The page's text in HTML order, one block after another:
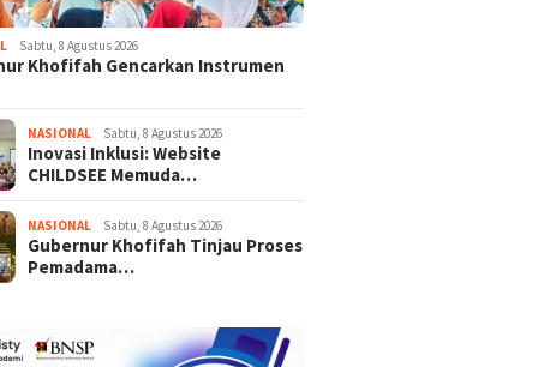
MA Perkuat
Rabu, 1 April 2026
Isu Keamanan Menguat,
Sabtu, 8 Agustus 2026
Khofifah Gencarkan Instrumen
NASIONAL Sabtu, 8 Agustus 2026
Inovasi Inklusi: Website
CHILDSEE Memuda…
NASIONAL Sabtu, 8 Agustus 2026
Gubernur Khofifah Tinjau Proses
Pemadama…